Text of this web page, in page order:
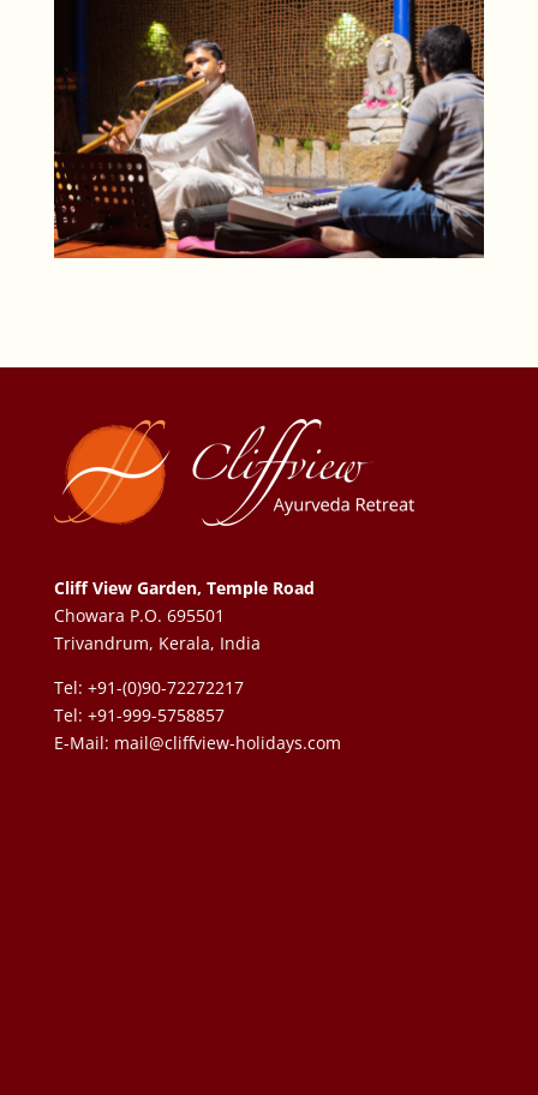
Cliff View Garden, Temple Road
Chowara P.O. 695501
Trivandrum, Kerala, India
Tel: +91-(0)90-72272217
Tel: +91-999-5758857
E-Mail: mail@cliffview-holidays.com